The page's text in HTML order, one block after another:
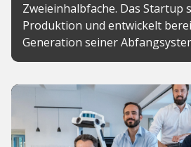
Zweieinhalbfache. Das Startup
Produktion und entwickelt
Generation seiner